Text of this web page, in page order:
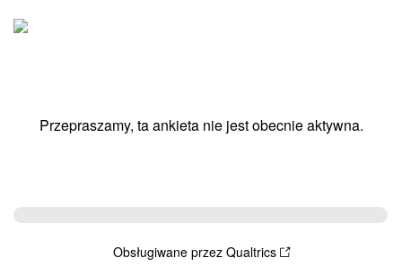
Przepraszamy, ta ankieta nie jest obecnie aktywna.
Obsługiwane przez Qualtrics